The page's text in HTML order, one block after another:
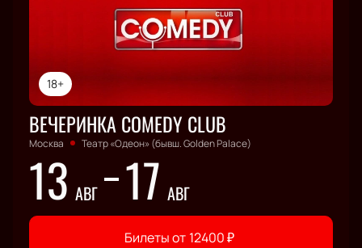
18+
ВЕЧЕРИНКА COMEDY CLUB
Москва Театр «Одеон» (бывш. Golden Palace)
13 АВГ 17 АВГ
Билеты от 12400₽